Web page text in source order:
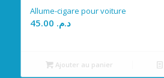
Allume-cigare pour voiture
د.م.
Ajouter au panier